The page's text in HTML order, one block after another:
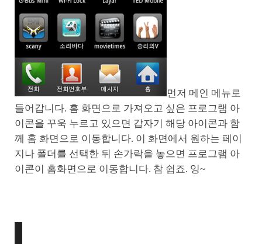
먼저 메인 메뉴로
들어갑니다. 홈 화면으로 가져오고 싶은 프로그램 아
이콘을 꾸욱 누르고 있으면 갑자기 해당 아이콘과 함
께 홈 화면으로 이동합니다. 이 화면에서 원하는 페이
지나 폴더를 선택한 뒤 손가락을 놓으면 프로그램 아
이콘이 홈화면으로 이동합니다. 참 쉽죠. 잉~